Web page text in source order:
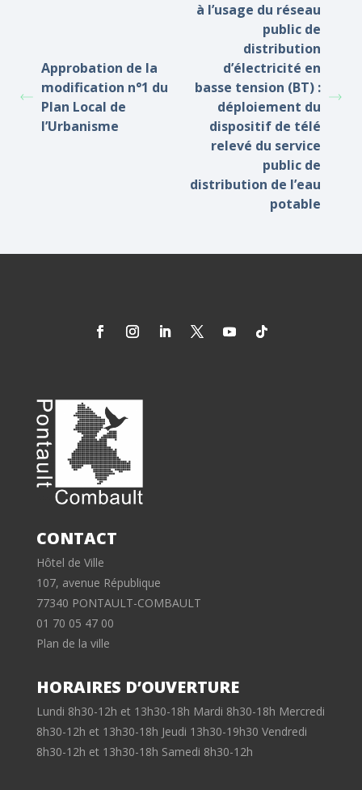
Approbation de la
modification n°1 du
Plan Local de
l’Urbanisme
à l’usage du réseau
public de
distribution
d’électricité en
basse tension (BT) :
déploiement du
dispositif de télé
relevé du service
public de
distribution de l’eau
potable
CONTACT
Hôtel de Ville
107, avenue République
77340 PONTAULT-COMBAULT
01 70 05 47 00
Plan de la ville
HORAIRES D’OUVERTURE
Lundi 8h30-12h et 13h30-18h Mardi 8h30-18h Mercredi
8h30-12h et 13h30-18h Jeudi 13h30-19h30 Vendredi
8h30-12h et 13h30-18h Samedi 8h30-12h